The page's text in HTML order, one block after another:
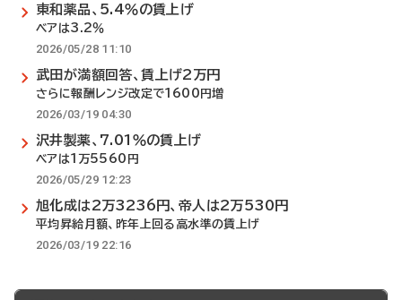
東和薬品、5.4％の賃上げ
ベアは3.2％
2026/05/28 11:10
武田が満額回答、賃上げ2万円
さらに報酬レンジ改定で1600円増
2026/03/19 04:30
沢井製薬、7.01％の賃上げ
ベアは1万5560円
2026/05/29 12:23
旭化成は2万3236円、帝人は2万530円
平均昇給月額、昨年上回る高水準の賃上げ
2026/03/19 22:16